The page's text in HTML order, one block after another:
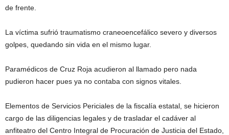
de frente.
La víctima sufrió traumatismo craneoencefálico severo y diversos
golpes, quedando sin vida en el mismo lugar.
Paramédicos de Cruz Roja acudieron al llamado pero nada
pudieron hacer pues ya no contaba con signos vitales.
Elementos de Servicios Periciales de la fiscalía estatal, se hicieron
cargo de las diligencias legales y de trasladar el cadáver al
anfiteatro del Centro Integral de Procuración de Justicia del Estado,